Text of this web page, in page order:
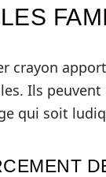
crayon
Ils
qui soit